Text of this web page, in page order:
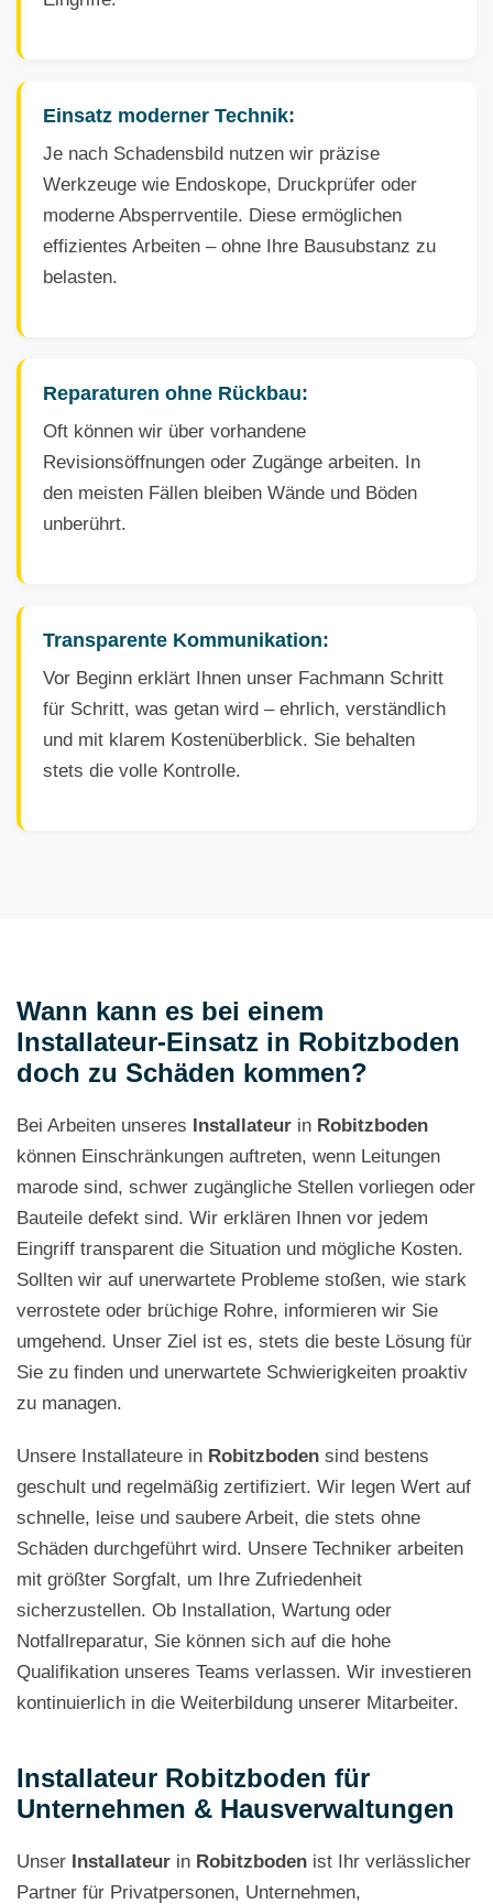
Einsatz moderner Technik:
Je nach Schadensbild nutzen wir präzise
Werkzeuge wie Endoskope, Druckprüfer oder
moderne Absperrventile. Diese ermöglichen
effizientes Arbeiten – ohne Ihre Bausubstanz zu
belasten.
Reparaturen ohne Rückbau:
Oft können wir über vorhandene
Revisionsöffnungen oder Zugänge arbeiten. In
den meisten Fällen bleiben Wände und Böden
unberührt.
Transparente Kommunikation:
Vor Beginn erklärt Ihnen unser Fachmann Schritt
für Schritt, was getan wird – ehrlich, verständlich
und mit klarem Kostenüberblick. Sie behalten
stets die volle Kontrolle.
Wann kann es bei einem
Installateur-Einsatz in Robitzboden
doch zu Schäden kommen?
Bei Arbeiten unseres Installateur in Robitzboden
können Einschränkungen auftreten, wenn Leitungen
marode sind, schwer zugängliche Stellen vorliegen oder
Bauteile defekt sind. Wir erklären Ihnen vor jedem
Eingriff transparent die Situation und mögliche Kosten.
Sollten wir auf unerwartete Probleme stoßen, wie stark
verrostete oder brüchige Rohre, informieren wir Sie
umgehend. Unser Ziel ist es, stets die beste Lösung für
Sie zu finden und unerwartete Schwierigkeiten proaktiv
zu managen.
Unsere Installateure in Robitzboden sind bestens
geschult und regelmäßig zertifiziert. Wir legen Wert auf
schnelle, leise und saubere Arbeit, die stets ohne
Schäden durchgeführt wird. Unsere Techniker arbeiten
mit größter Sorgfalt, um Ihre Zufriedenheit
sicherzustellen. Ob Installation, Wartung oder
Notfallreparatur, Sie können sich auf die hohe
Qualifikation unseres Teams verlassen. Wir investieren
kontinuierlich in die Weiterbildung unserer Mitarbeiter.
Installateur Robitzboden für
Unternehmen & Hausverwaltungen
Unser Installateur in Robitzboden ist Ihr verlässlicher
Partner für Privatpersonen, Unternehmen,